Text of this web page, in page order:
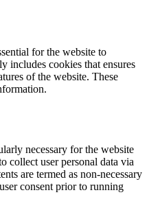
for the website to
includes cookies that ensures
of the website. These
necessary for the website
collect user personal data via
are termed as non-necessary
consent prior to running